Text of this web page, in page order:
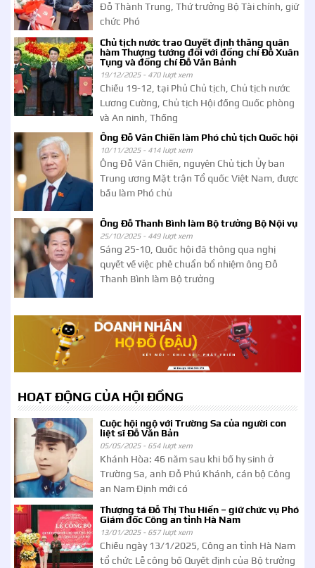
Đỗ Thành Trung, Thứ trưởng Bộ Tài chính, giữ
chức Phó
Chủ tịch nước trao Quyết định thăng quân
hàm Thượng tướng đối với đồng chí Đỗ Xuân
Tụng và đồng chí Đỗ Văn Bảnh
19/12/2025 - 470 lượt xem
Chiều 19-12, tại Phủ Chủ tịch, Chủ tịch nước
Lương Cường, Chủ tịch Hội đồng Quốc phòng
và An ninh, Thống
Ông Đỗ Văn Chiến làm Phó chủ tịch Quốc hội
10/11/2025 - 414 lượt xem
Ông Đỗ Văn Chiến, nguyên Chủ tịch Ủy ban
Trung ương Mặt trận Tổ quốc Việt Nam, được
bầu làm Phó chủ
Ông Đỗ Thanh Bình làm Bộ trưởng Bộ Nội vụ
25/10/2025 - 449 lượt xem
Sáng 25-10, Quốc hội đã thông qua nghị
quyết về việc phê chuẩn bổ nhiệm ông Đỗ
Thanh Bình làm Bộ trưởng
HOẠT ĐỘNG CỦA HỘI ĐỒNG
Cuộc hội ngộ với Trường Sa của người con
liệt sĩ Đỗ Văn Bản
05/05/2025 - 654 lượt xem
Khánh Hòa: 46 năm sau khi bố hy sinh ở
Trường Sa, anh Đỗ Phú Khánh, cán bộ Công
an Nam Định mới có
Thượng tá Đỗ Thị Thu Hiền – giữ chức vụ Phó
Giám đốc Công an tỉnh Hà Nam
13/01/2025 - 657 lượt xem
Chiều ngày 13/1/2025, Công an tỉnh Hà Nam
tổ chức Lễ công bố Quyết định của Bộ trưởng